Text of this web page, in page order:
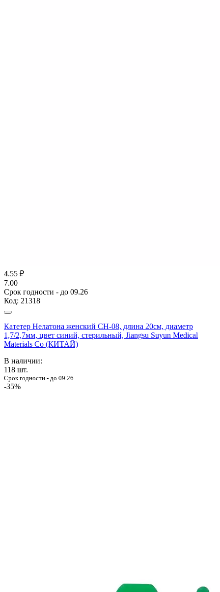
4.55 ₽
7.00
Срок годности - до 09.26
Код: 21318
Катетер Нелатона женский CH-08, длина 20см, диаметр
1,7/2,7мм, цвет синий, стерильный, Jiangsu Suyun Medical
Materials Co (КИТАЙ)
В наличии:
118 шт.
Срок годности - до 09.26
-35%